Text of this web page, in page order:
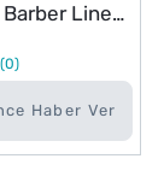
Haber Ver
Line
50 ml
0